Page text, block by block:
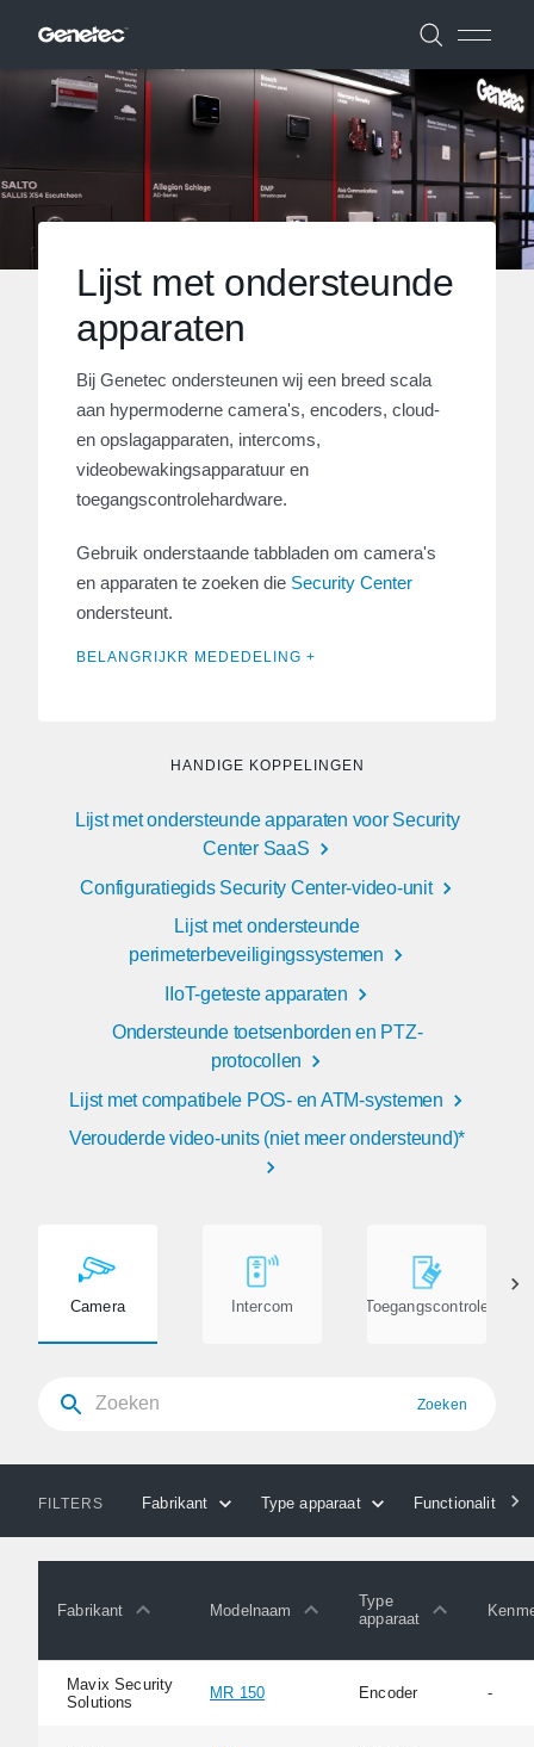
Lijst met ondersteunde
apparaten
Bij Genetec ondersteunen wij een breed scala
aan hypermoderne camera's, encoders, cloud-
en opslagapparaten, intercoms,
videobewakingsapparatuur en
toegangscontrolehardware.
Gebruik onderstaande tabbladen om camera's
en apparaten te zoeken die Security Center
ondersteunt.
BELANGRIJKR MEDEDELING +
HANDIGE KOPPELINGEN
Lijst met ondersteunde apparaten voor Security
Center SaaS
Configuratiegids Security Center-video-unit
Lijst met ondersteunde
perimeterbeveiligingssystemen
IIoT-geteste apparaten
Ondersteunde toetsenborden en PTZ-
protocollen
Lijst met compatibele POS- en ATM-systemen
Verouderde video-units (niet meer ondersteund)*
Camera Intercom Toegangscontrole
Zoeken
FILTERS Fabrikant Type apparaat Functionaliteiten
Fabrikant Modelnaam
Type
apparaat
Mavix Security
Solutions
MR 150 Encoder -